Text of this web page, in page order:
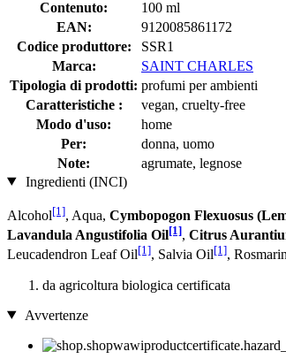
Contenuto:
100 ml
EAN:
9120085861172
Codice produttore:
SSR1
Marca:
SAINT CHARLES
Tipologia di prodotti: profumi per ambienti
Caratteristiche :
vegan, cruelty-free
Modo d'uso:
home
Per:
donna, uomo
Note:
agrumate, legnose
Ingredienti (INCI)
Alcohol[1], Aqua, Cymbopogon Flexuosus
Lavandula Angustifolia Oil[1], Citrus
Leucadendron Leaf Oil[1], Salvia Oil[1],
da agricoltura biologica certificata
Avvertenze